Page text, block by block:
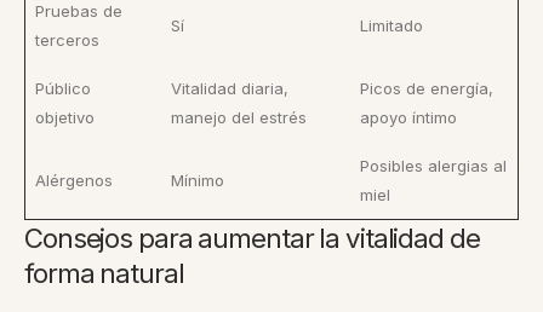
Pruebas de
terceros
Sí Limitado
Público
objetivo
Vitalidad diaria,
manejo del estrés
Picos de energía,
apoyo íntimo
Alérgenos Mínimo
Posibles alergias al
miel
Consejos para aumentar la vitalidad de
forma natural